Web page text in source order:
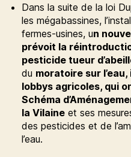
Dans la suite de la loi
les mégabassines,
fermes-usines, un
prévoit la
pesticide tueur
du moratoire sur
lobbys agricoles, qui
Schéma
la Vilaineet ses
des pesticides et de
l’eau.